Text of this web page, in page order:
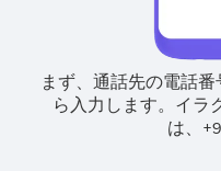
まず、通話先の電話
ら入力します。 イラ
は、
+